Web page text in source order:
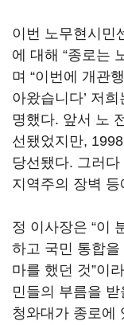
이번 노무현시민
에 대해 “종로는
며 “이번에 개관
아왔습니다’ 저
명했다. 앞서 노
선됐었지만,
당선됐다. 그러
지역주의 장벽
정 이사장은 “이
하고 국민 통합
마를 했던 것”이
민들의 부름을
청와대가 종로에